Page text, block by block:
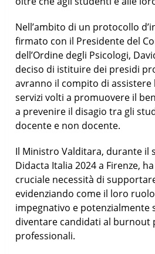
Nell’ambito di un protocollo
firmato con il Presidente del
dell’Ordine degli Psicologi,
deciso di istituire dei presidi
avranno il compito di
servizi volti a promuovere il
a prevenire il disagio tra gli
docente e non docente.
Il Ministro Valditara, durante il
Didacta Italia 2024 a Firenze,
cruciale necessità di
evidenziando come il loro
impegnativo e potenzialmente
diventare candidati al burnout
professionali.